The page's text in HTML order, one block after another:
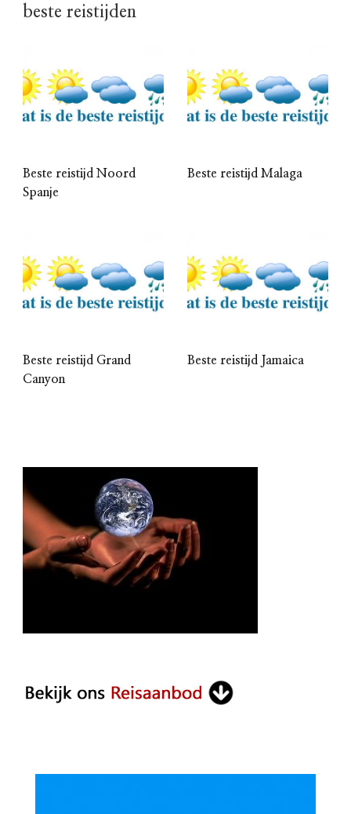
beste reistijden
Beste reistijd Noord
Spanje
Beste reistijd Malaga
Beste reistijd Grand
Canyon
Beste reistijd Jamaica